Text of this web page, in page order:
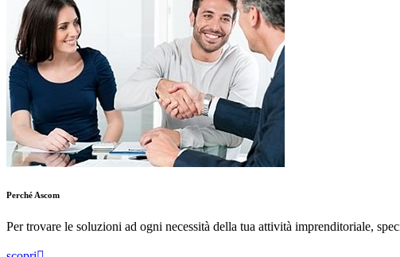
Perché Ascom
Per trovare le soluzioni ad ogni necessità della tua attività imprenditoriale,